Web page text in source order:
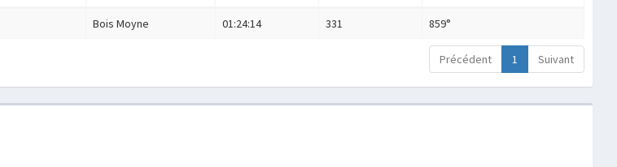
Bois Moyne 01:24:14 331 859°
Précédent 1 Suivant